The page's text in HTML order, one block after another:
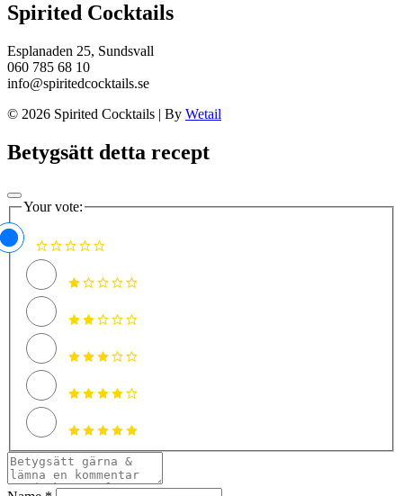
Spirited Cocktails
Esplanaden 25, Sundsvall
060 785 68 10
info@spiritedcocktails.se
© 2026 Spirited Cocktails | By Wetail
Betygsätt detta recept
Your vote: